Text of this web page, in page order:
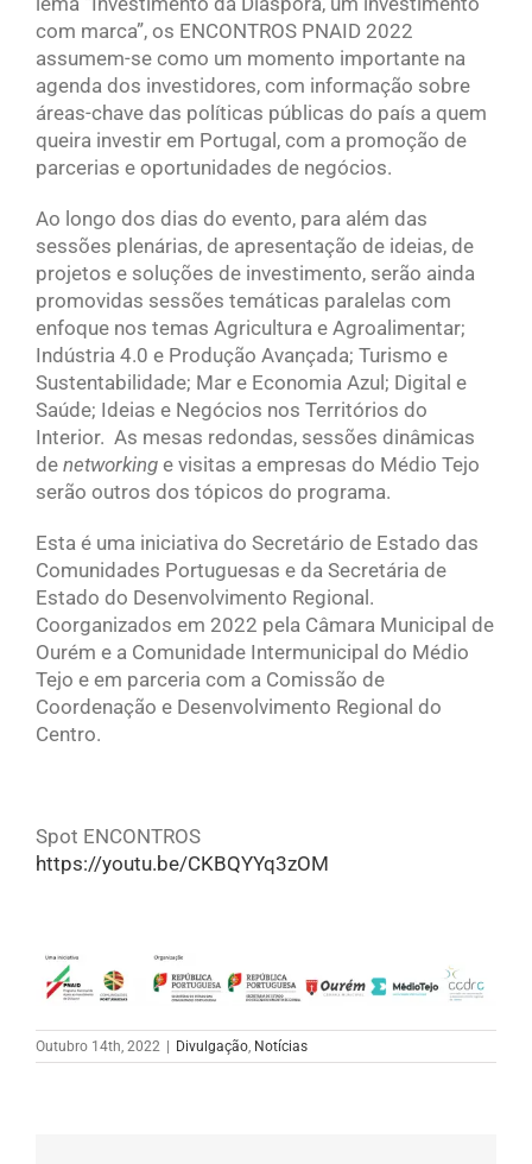
com marca”, os ENCONTROS PNAID 2022
assumem-se como um momento importante na
agenda dos investidores, com informação sobre
áreas-chave das políticas públicas do país a quem
queira investir em Portugal, com a promoção de
parcerias e oportunidades de negócios.
Ao longo dos dias do evento, para além das
sessões plenárias, de apresentação de ideias, de
projetos e soluções de investimento, serão ainda
promovidas sessões temáticas paralelas com
enfoque nos temas Agricultura e Agroalimentar;
Indústria 4.0 e Produção Avançada; Turismo e
Sustentabilidade; Mar e Economia Azul; Digital e
Saúde; Ideias e Negócios nos Territórios do
Interior. As mesas redondas, sessões dinâmicas
de networking e visitas a empresas do Médio Tejo
serão outros dos tópicos do programa.
Esta é uma iniciativa do Secretário de Estado das
Comunidades Portuguesas e da Secretária de
Estado do Desenvolvimento Regional.
Coorganizados em 2022 pela Câmara Municipal de
Ourém e a Comunidade Intermunicipal do Médio
Tejo e em parceria com a Comissão de
Coordenação e Desenvolvimento Regional do
Centro.
Spot ENCONTROS
https://youtu.be/CKBQYYq3zOM
Outubro 14th, 2022 Divulgação, Notícias